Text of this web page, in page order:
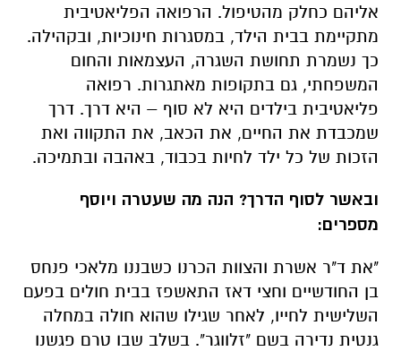
אליהם כחלק מהטיפול. הרפואה הפליאטיבית
מתקיימת בבית הילד, במסגרות חינוכיות, ובקהילה.
כך נשמרת תחושת השגרה, העצמאות והחום
המשפחתי, גם בתקופות מאתגרות. רפואה
פליאטיבית בילדים היא לא סוף – היא דרך. דרך
שמכבדת את החיים, את הכאב, את התקווה ואת
הזכות של כל ילד לחיות בכבוד, באהבה ובתמיכה.
ובאשר לסוף הדרך? הנה מה שעטרה ויוסף
מספרים:
"את ד"ר אשרת והצוות הכרנו כשבננו מלאכי פנחס
בן החודשיים וחצי דאז התאשפז בבית חולים בפעם
השלישית לחייו, לאחר שגילו שהוא חולה במחלה
גנטית נדירה בשם "זלווגר". בשלב שבו טרם פגשנו